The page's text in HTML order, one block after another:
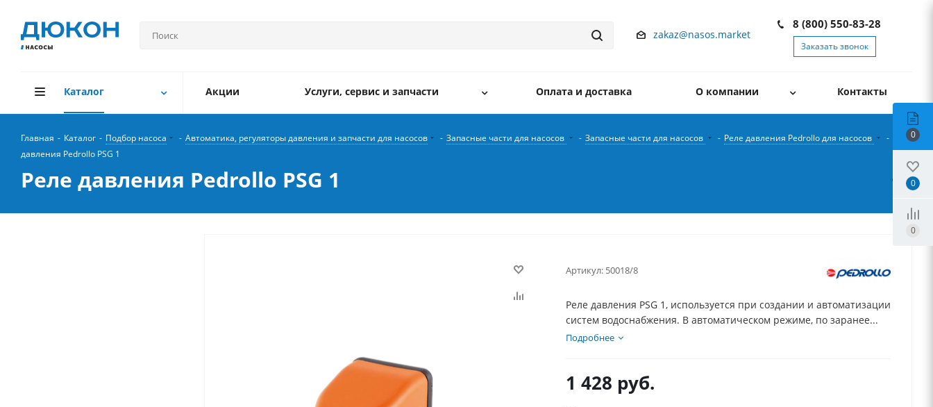
zakaz@nasos.market
8 (800) 550-83-28
Заказать звонок
Каталог Акции Услуги, сервис и запчасти Оплата и доставка О компании Контакты
Главная - Каталог - Подбор насоса - Автоматика, регуляторы давления и запчасти для насосов - Запасные части для насосов - Запасные части для насосов - Реле давления Pedrollo для насосов -
Реле
давления Pedrollo PSG 1
Реле давления Pedrollo PSG 1
Артикул: 50018/8
Реле давления PSG 1, используется при создании и автоматизации
систем водоснабжения. В автоматическом режиме, по заранее...
Подробнее
1 428 руб.
0
0
0